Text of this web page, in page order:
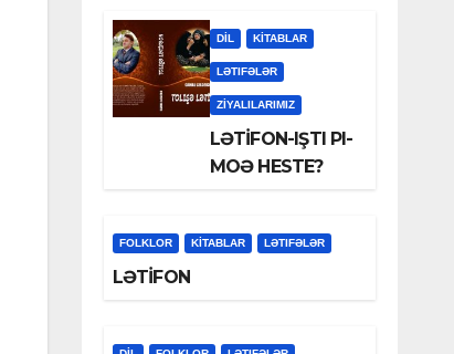
DİL KİTABLAR
LƏTIFƏLƏR
ZİYALILARIMIZ
LƏTİFON-IŞTI PI-
MOƏ HESTE?
FOLKLOR KİTABLAR LƏTIFƏLƏR
LƏTİFON